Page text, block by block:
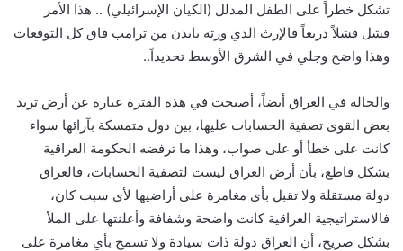
تشكل خطراً على الطفل المدلل (الكيان الإسرائيلي) .. هذا الأمر
فشل فشلاً ذريعاً فالإرث الذي ورثه بايدن من ترامب فاق كل التوقعات
وهذا واضح وجلي في الشرق الأوسط تحديداً..
والحالة في العراق أيضاً، أصبحت في هذه الفترة عبارة عن أرض تريد
بعض القوى تصفية الحسابات عليها، بين دول متمسكة بآرائها سواء
كانت على خطأ أو على صواب، وهذا ما ترفضه الحكومة العراقية
بشكل قاطع، بأن أرض العراق ليست لتصفية الحسابات، فالعراق
دولة مستقلة ولا تقبل بأي مغامرة على أراضيها لأي سبب كان،
فالاستراتيجية العراقية كانت واضحة وشفافة وأعلنتها على الملأ
بشكل صريح، أن العراق دولة ذات سيادة ولا تسمح بأي مغامرة على